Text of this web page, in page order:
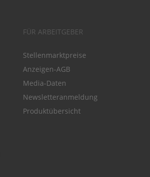
FÜR ARBEITGEBER
Stellenmarktpreise
Anzeigen-AGB
Media-Daten
Newsletteranmeldung
Produktübersicht